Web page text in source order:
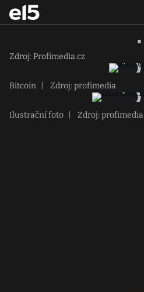
Zdroj: Profimedia.cz
Bitcoin Zdroj: profimedia
Ilustrační foto Zdroj: profimedia